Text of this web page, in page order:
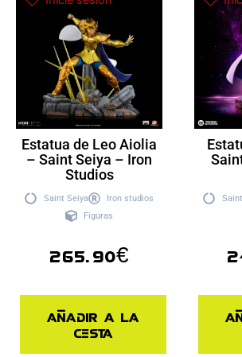
Estatua de Leo Aiolia
– Saint Seiya – Iron
Studios
Saint Seiya
Iron studios
Figuras
265.90€
Añadir a la
cesta